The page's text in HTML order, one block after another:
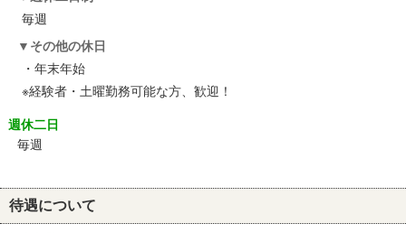
毎週
その他の休日
・年末年始
※経験者・土曜勤務可能な方、歓迎！
週休二日
毎週
待遇について